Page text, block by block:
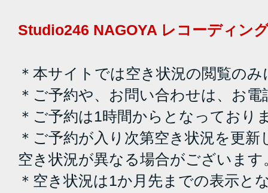
Studio246 NAGOYA レコーディン
＊本サイトでは空き状況の閲覧の
＊ご予約や、お問い合わせは、お
＊ご予約は1時間からとなっており
＊ご予約が入り次第空き状況を更
空き状況が異なる場合がございます
＊空き状況は1か月先までの表示と